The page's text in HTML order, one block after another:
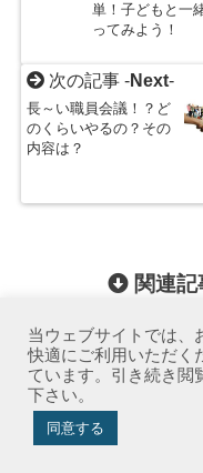
単！子どもと一
ってみよう！
次の記事 -Next-
長～い職員会議！？ど
のくらいやるの？その
内容は？
関連記
当ウェブサイトでは、
快適にご利用いただく
ています。引き続き閲
下さい。
同意する